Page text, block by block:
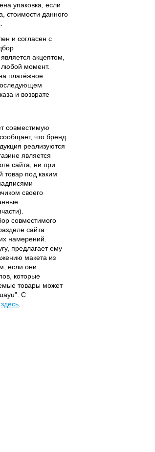
упаковка, если
стоимости данного
и согласен с
акцептом,
момент.
платёжное
и возврате
совместимую
что бренд
реализуются
является
сайта, ни при
товар под каким
своего
совместимого
сайта
намерений.
предлагает ему
макета из
если они
которые
товары может
С
здесь